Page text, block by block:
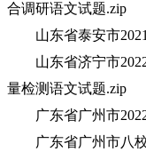
合调研语文试题.zip
山东省泰安市2021-
山东省济宁市2022-
量检测语文试题.zip
广东省广州市2022-
广东省广州市八校